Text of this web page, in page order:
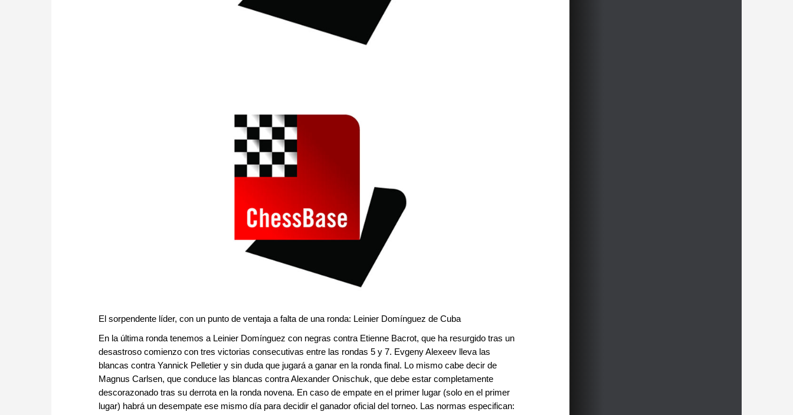
El sorpendente líder, con un punto de ventaja a falta de una ronda: Leinier Domínguez de Cuba
En la última ronda tenemos a Leinier Domínguez con negras contra Etienne Bacrot, que ha resurgido tras un
desastroso comienzo con tres victorias consecutivas entre las rondas 5 y 7. Evgeny Alexeev lleva las
blancas contra Yannick Pelletier y sin duda que jugará a ganar en la ronda final. Lo mismo cabe decir de
Magnus Carlsen, que conduce las blancas contra Alexander Onischuk, que debe estar completamente
descorazonado tras su derrota en la ronda novena. En caso de empate en el primer lugar (solo en el primer
lugar) habrá un desempate ese mismo día para decidir el ganador oficial del torneo. Las normas especifican: